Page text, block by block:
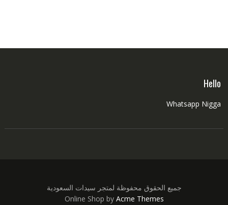
Hello
Whatsapp Nigga
جميع الحقوق محفوظة لمتجر سيدات السعودية
Online Shop by Acme Themes